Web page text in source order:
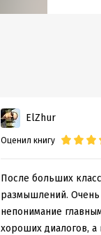
ElZhur
Оценил книгу
После больших
размышлений. Очень
непонимание
хороших диалогов, а